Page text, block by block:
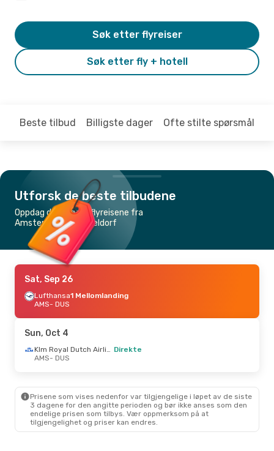
Søk etter fly + hotell
Søk etter flyreiser
Beste tilbud Billigste dager Ofte stilte spørsmål
Utforsk de beste tilbudene
Oppdag de billigste flyreisene fra
Amsterdam til Düsseldorf
Sat, Sep 26
Lufthansa1 Mellomlanding
AMS- DUS
Sun, Oct 4
Klm Royal Dutch Airlines Direkte
AMS- DUS
Prisene som vises nedenfor var tilgjengelige i løpet av de siste
3 dagene for den angitte perioden og bør ikke anses som den
endelige prisen som tilbys. Vær oppmerksom på at
tilgjengelighet og priser kan endres.